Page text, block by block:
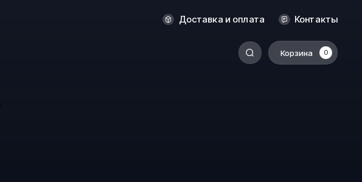
Доставка и оплата Контакты
Корзина 0
Оренбург
Ростов-на-Дону